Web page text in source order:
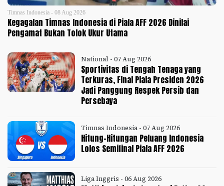
Timnas Indonesia - 08 Aug 2026
Kegagalan Timnas Indonesia di Piala AFF 2026 Dinilai
Pengamat Bukan Tolok Ukur Utama
National - 07 Aug 2026
Sportivitas di Tengah Tenaga yang
Terkuras, Final Piala Presiden 2026
Jadi Panggung Respek Persib dan
Persebaya
Timnas Indonesia - 07 Aug 2026
Hitung-Hitungan Peluang Indonesia
Lolos Semifinal Piala AFF 2026
Liga Inggris - 06 Aug 2026